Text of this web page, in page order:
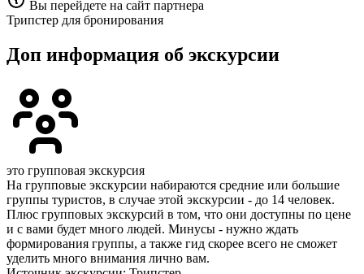
Вы перейдете на сайт партнера
Трипстер для бронирования
Доп информация об экскурсии
это групповая экскурсия
На групповые экскурсии набираются средние или большие
группы туристов, в случае этой экскурсии - до 14 человек.
Плюс групповых экскурсий в том, что они доступны по цене
и с вами будет много людей. Минусы - нужно ждать
формирования группы, а также гид скорее всего не сможет
уделить много внимания лично вам.